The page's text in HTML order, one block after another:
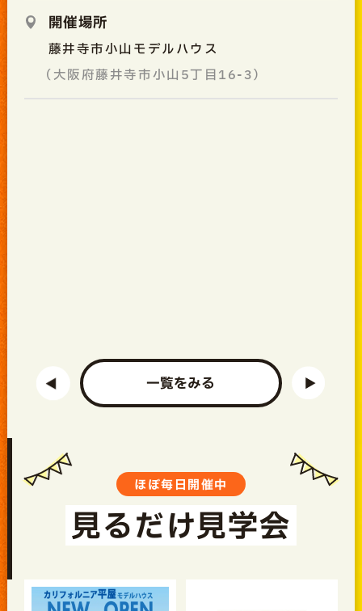
開催場所
藤井寺市小山モデルハウス
（大阪府藤井寺市小山5丁目16-3）
一覧をみる
ほぼ毎日開催中
見るだけ見学会